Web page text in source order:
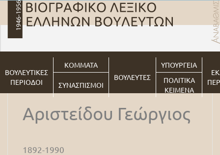
ΒΟΥΛΕΥΤΙΚΕΣ
ΠΕΡΙΟΔΟΙ
ΚΟΜΜΑΤΑ
ΒΟΥΛΕΥΤΕΣ
ΥΠΟΥΡΓΕΙΑ
ΣΥΝΑΣΠΙΣΜΟΙ
ΠΟΛΙΤΙΚΑ
ΚΕΙΜΕΝΑ
Αριστείδου Γεώργιος
1892-1990